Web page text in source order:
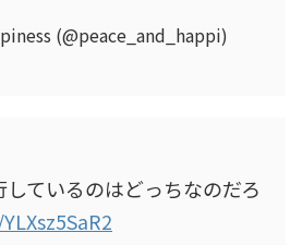
(@peace_and_happi)
しているのはどっちなのだろ